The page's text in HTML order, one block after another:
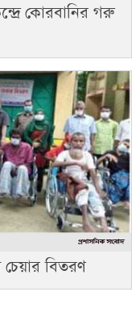
কোরবানির গরু
চেয়ার বিতরণ